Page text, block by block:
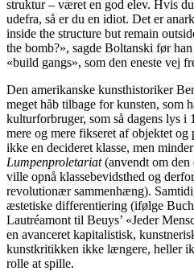
struktur – været en god elev. Hvis
udefra, så er du en idiot. Det er
inside the structure but remain
the bomb?», sagde Boltanski før
«build gangs», som den eneste vej
Den amerikanske kunsthistoriker
meget håb tilbage for kunsten, som
kulturforbruger, som så dagens lys i
mere og mere fikseret af objektet
ikke en decideret klasse, men
Lumpenproletariat(anvendt om
ville opnå klassebevidsthed og
revolutionær sammenhæng).
æstetiske differentiering (ifølge
Lautréamont til Beuys’ «Jeder
en avanceret kapitalistisk,
kunstkritikken ikke længere, heller
rolle at spille.